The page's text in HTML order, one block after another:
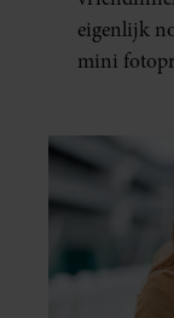
eigenlijk
mini
al in handen.